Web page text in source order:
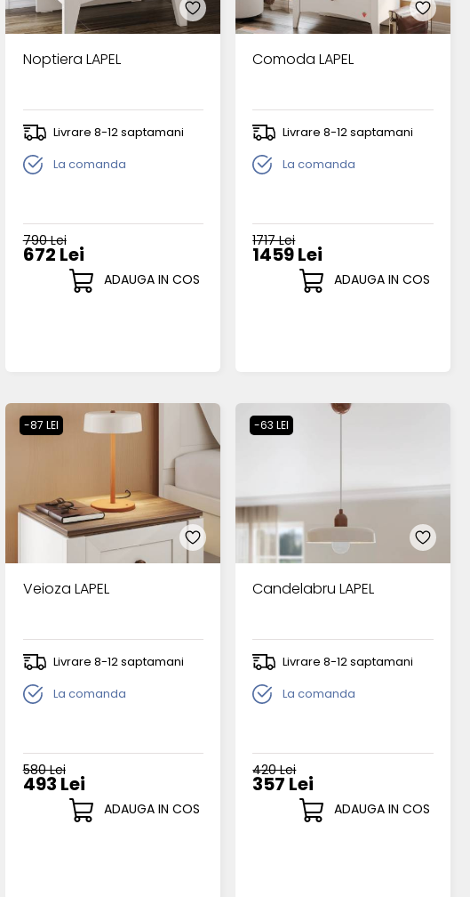
Noptiera LAPEL
Livrare 8-12 saptamani
La comanda
790 Lei
672 Lei
ADAUGA IN COS
Comoda LAPEL
Livrare 8-12 saptamani
La comanda
1717 Lei
1459 Lei
ADAUGA IN COS
-87 LEI
Veioza LAPEL
Livrare 8-12 saptamani
La comanda
580 Lei
493 Lei
ADAUGA IN COS
-63 LEI
Candelabru LAPEL
Livrare 8-12 saptamani
La comanda
420 Lei
357 Lei
ADAUGA IN COS